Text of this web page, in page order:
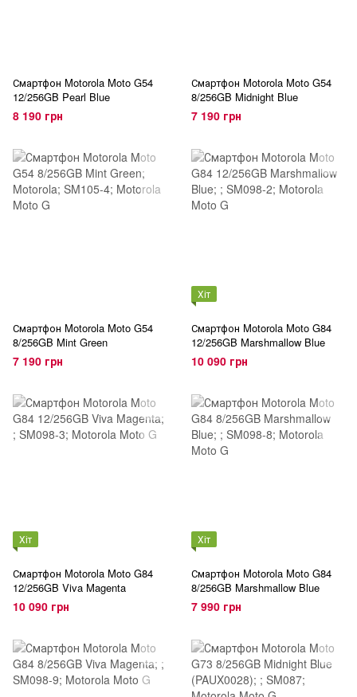
Смартфон Motorola Moto G54
12/256GB Pearl Blue
8 190 грн
Смартфон Motorola Moto G54
8/256GB Midnight Blue
7 190 грн
Смартфон Motorola Moto G54
8/256GB Mint Green
7 190 грн
Хіт
Смартфон Motorola Moto G84
12/256GB Marshmallow Blue
10 090 грн
Хіт
Смартфон Motorola Moto G84
12/256GB Viva Magenta
10 090 грн
Хіт
Смартфон Motorola Moto G84
8/256GB Marshmallow Blue
7 990 грн